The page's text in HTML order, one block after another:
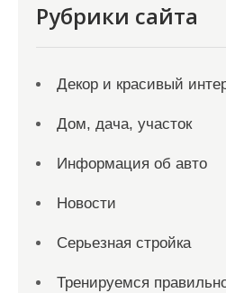
Рубрики сайта
Декор и красивый
Дом, дача, участок
Информация об авто
Новости
Серьезная стройка
Тренируемся